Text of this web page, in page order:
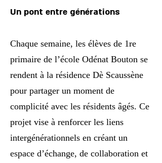
Un pont entre générations
Chaque semaine, les élèves de 1re
primaire de l’école Odénat Bouton se
rendent à la résidence Dè Scaussène
pour partager un moment de
complicité avec les résidents âgés. Ce
projet vise à renforcer les liens
intergénérationnels en créant un
espace d’échange, de collaboration et